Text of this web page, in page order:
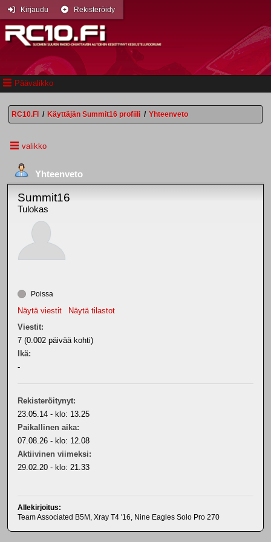
Päävalikko
Kirjaudu Rekisteröidy
RC10.FI / Käyttäjän Summit16 profiili / Yhteenveto
valikko
Yhteenveto
Summit16
Tulokas
Poissa
Näytä viestit
Näytä tilastot
Viestit:
7 (0.002 päivää kohti)
Ikä:
-
Rekisteröitynyt:
23.05.14 - klo: 13.25
Paikallinen aika:
07.08.26 - klo: 12.08
Aktiivinen viimeksi:
29.02.20 - klo: 21.33
Allekirjoitus:
Team Associated B5M, Xray T4 '16, Nine Eagles Solo Pro 270